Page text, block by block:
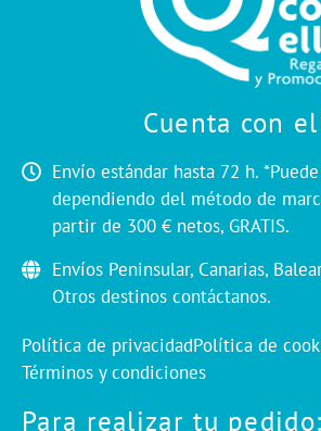
Cuenta con
Envío estándar hasta 72 h.
dependiendo del método de
partir de 300 € netos, GRATIS.
Envíos Peninsular, Canarias,
Otros destinos contáctanos.
Política de privacidadPolítica de
Términos y condiciones
Para realizar tu pedido: